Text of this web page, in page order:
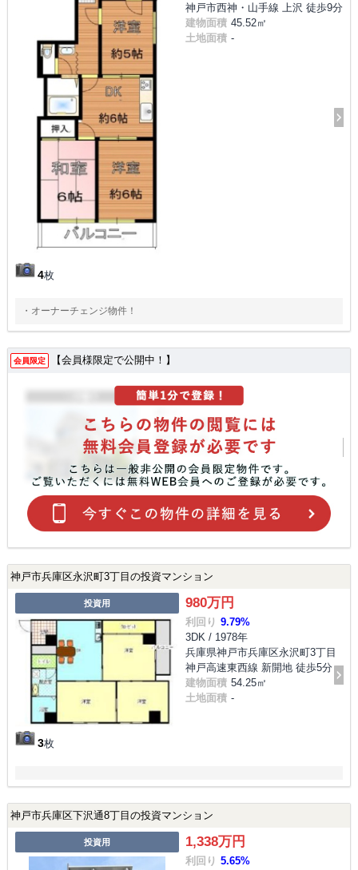
4枚
神戸市西神・山手線 上沢 徒歩9分
建物面積 45.52㎡
土地面積 -
・オーナーチェンジ物件！
会員限定 【会員様限定で公開中！】
神戸市兵庫区永沢町3丁目の投資マンション
投資用
3枚
980万円
利回り 9.79%
3DK / 1978年
兵庫県神戸市兵庫区永沢町3丁目
神戸高速東西線 新開地 徒歩5分
建物面積 54.25㎡
土地面積 -
神戸市兵庫区下沢通8丁目の投資マンション
投資用 1,338万円
利回り 5.65%